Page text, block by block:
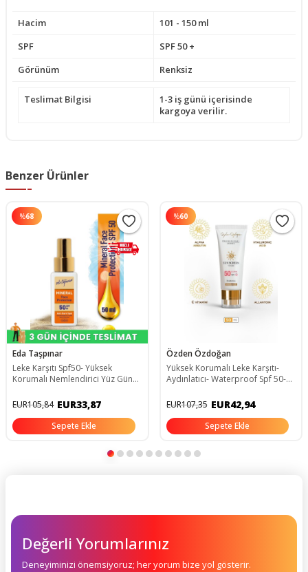
Hacim
101 - 150 ml
SPF
SPF 50 +
Görünüm
Renksiz
Teslimat Bilgisi
1-3 iş günü içerisinde
kargoya verilir.
Benzer Ürünler
%68
Eda Taşpınar
Leke Karşıtı Spf50- Yüksek
Korumalı Nemlendirici Yüz Güneş
EUR105,84 EUR33,87
Sepete Ekle
%60
Özden Özdoğan
Yüksek Korumalı Leke Karşıtı-
Aydınlatıcı- Waterproof Spf 50-
EUR107,35 EUR42,94
Sepete Ekle
Değerli Yorumlarınız
Deneyiminizi önemsiyoruz; her yorum bize yol gösterir.